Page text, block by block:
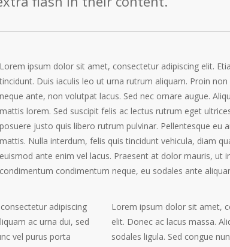
Lorem ipsum dolor sit amet, consectetur adipiscing elit.
tincidunt. Duis iaculis leo ut urna rutrum aliquam. Proin
neque ante, non volutpat lacus. Sed nec ornare augue.
mattis lorem. Sed suscipit felis ac lectus rutrum eget
posuere justo quis libero rutrum pulvinar. Pellentesque eu
mattis. Nulla interdum, felis quis tincidunt vehicula, diam
euismod ante enim vel lacus. Praesent at dolor mauris, ut
condimentum condimentum neque, eu sodales ante
adipiscing
ac urna dui, sed
vel purus porta
Lorem ipsum dolor sit amet,
elit. Donec ac lacus massa.
sodales ligula. Sed congue